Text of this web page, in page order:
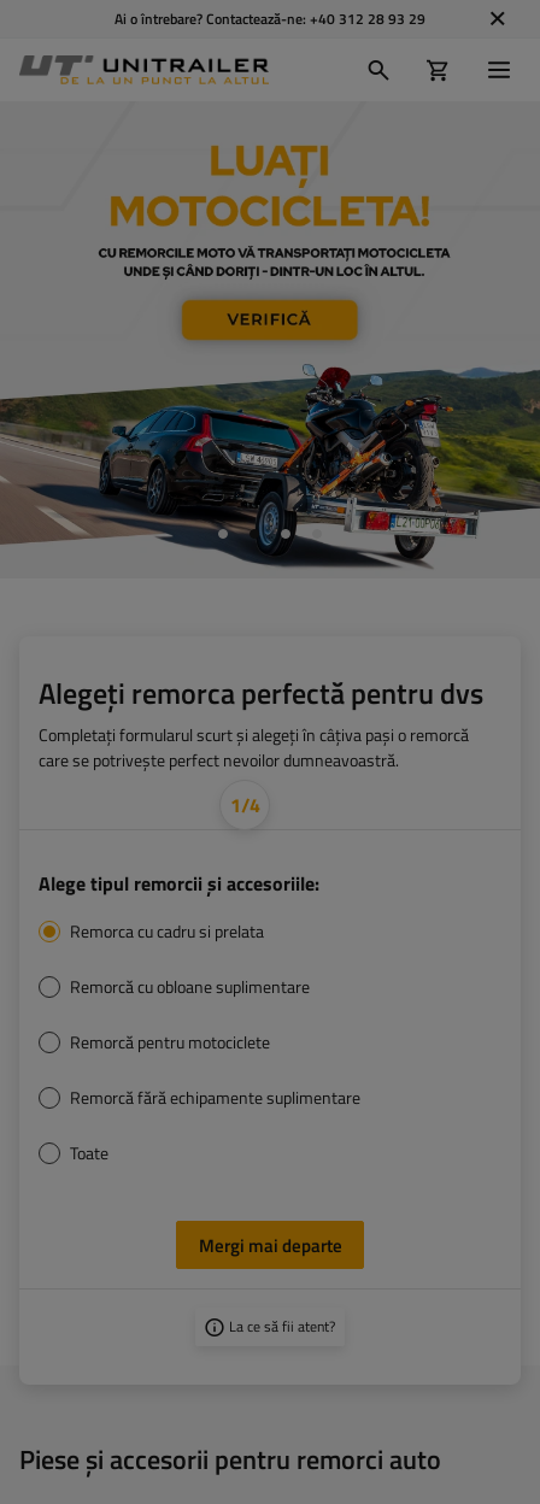
Ai o întrebare? Contactează-ne: +40 312 28 93 29
Alegeți remorca perfectă pentru dvs
Completați formularul scurt și alegeți în câțiva pași o remorcă
care se potrivește perfect nevoilor dumneavoastră.
1/4
Alege tipul remorcii și accesoriile:
Remorca cu cadru si prelata
Remorcă cu obloane suplimentare
Remorcă pentru motociclete
Remorcă fără echipamente suplimentare
Toate
Mergi mai departe
La ce să fii atent?
Piese și accesorii pentru remorci auto